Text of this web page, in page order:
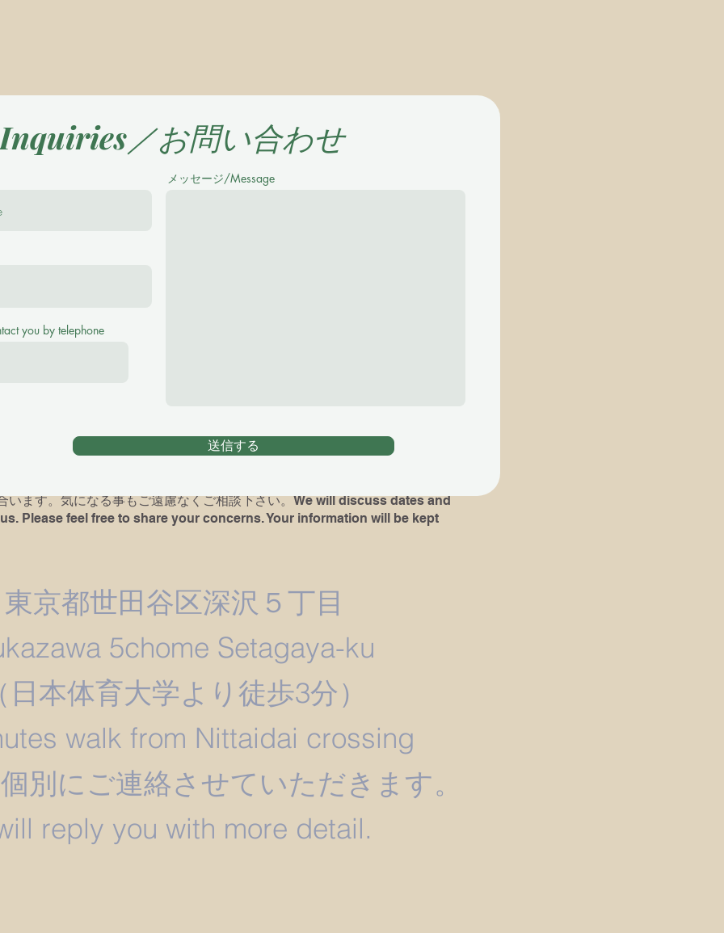
を受け付けます。(¥2500 for 40 minutes, ¥3000 for 60 minutes Trial lessons are
had piano lessons before, please let me know what books or pieces
います。気になる事もご遠慮なくご相談下さい。We will discuss dates and
Please feel free to share your concerns. Your information will be kept
Inquiries／お問い合わせ
you by telephone
メッセージ/Message
送信する
東京都世田谷区深沢５丁目
5chome Setagaya-ku
​（日本体育大学より徒歩3分）
walk from Nittaidai crossing
別にご連絡させていただきます。
reply you with more detail.